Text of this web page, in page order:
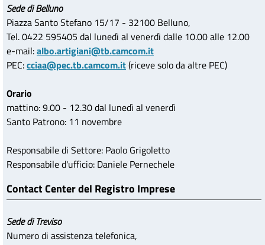
Sede di Belluno
Piazza Santo Stefano 15/17 - 32100 Belluno,
Tel. 0422 595405 dal lunedì al venerdì dalle 10.00 alle 12.00
e-mail:albo.artigiani@tb.camcom.it
PEC:cciaa@pec.tb.camcom.it(riceve solo da altre PEC)
Orario
mattino: 9.00 - 12.30 dal lunedì al venerdì
Santo Patrono: 11 novembre
Responsabile di Settore: Paolo Grigoletto
Responsabile d'ufficio: Daniele Pernechele
Contact Center del Registro Imprese
Sede di Treviso
Numero di assistenza telefonica,